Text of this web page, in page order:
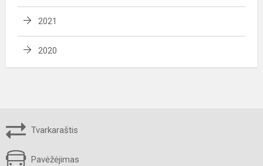
2021
2020
Tvarkaraštis
Pavėžėjimas